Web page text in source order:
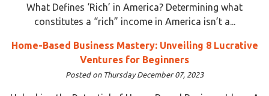
What Defines ‘Rich’ in America? Determining what
constitutes a “rich” income in America isn’t a...
Home-Based Business Mastery: Unveiling 8 Lucrative
Ventures for Beginners
Posted on Thursday December 07, 2023